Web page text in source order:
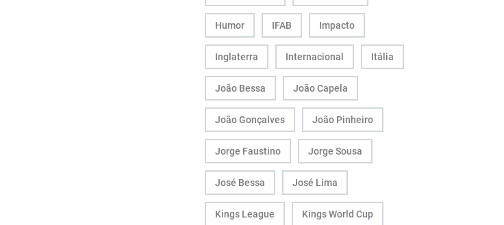
Humor IFAB Impacto
Inglaterra Internacional Itália
João Bessa João Capela
João Gonçalves João Pinheiro
Jorge Faustino Jorge Sousa
José Bessa José Lima
Kings League Kings World Cup